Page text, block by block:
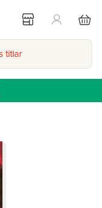
titlar